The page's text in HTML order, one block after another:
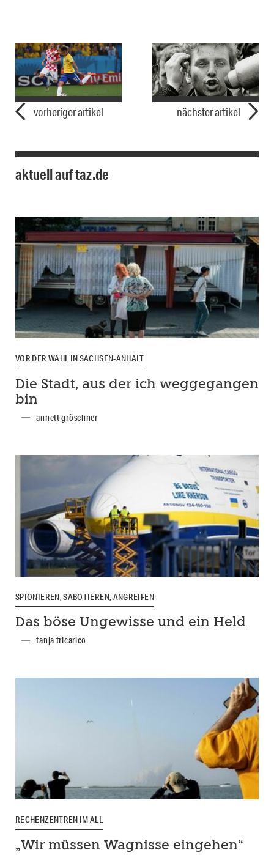
vorheriger artikel nächster artikel
aktuell auf taz.de
VOR DER WAHL IN SACHSEN-ANHALT
Die Stadt, aus der ich weggegangen
bin
annett gröschner
SPIONIEREN, SABOTIEREN, ANGREIFEN
Das böse Ungewisse und ein Held
tanja tricarico
RECHENZENTREN IM ALL
„Wir müssen Wagnisse eingehen“